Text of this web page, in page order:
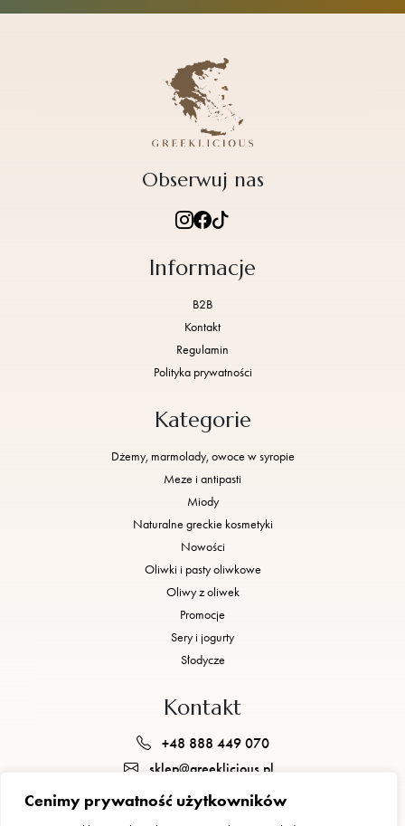
Cenimy prywatność użytkowników
Informacje
B2B
Kontakt
Regulamin
Polityka prywatności
Kategorie
Dżemy, marmolady, owoce w syropie
Meze i antipasti
Miody
Naturalne greckie kosmetyki
Nowości
Oliwki i pasty oliwkowe
Oliwy z oliwek
Promocje
Sery i jogurty
Słodycze
Obserwuj nas
Kontakt
+48 888 449 070
sklep@greeklicious.pl
GREEKLICIOUS JUSTYNA BRZEZIŃSKA, GEORGIOS POGKAS S.C.